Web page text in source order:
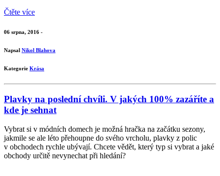
Čtěte více
06 srpna, 2016 -
Napsal Nikol Blahova
Kategorie Krása
Plavky na poslední chvíli. V jakých 100% zazáříte a
kde je sehnat
Vybrat si v módních domech je možná hračka na začátku sezony,
jakmile se ale léto přehoupne do svého vrcholu, plavky z polic
v obchodech rychle ubývají. Chcete vědět, který typ si vybrat a jaké
obchody určitě nevynechat při hledání?